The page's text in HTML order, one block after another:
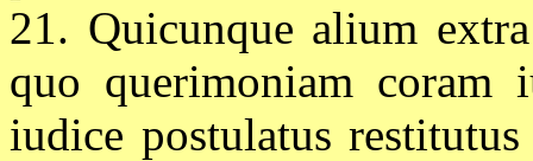
21. Quicunque alium
quo querimoniam
iudice postulatus